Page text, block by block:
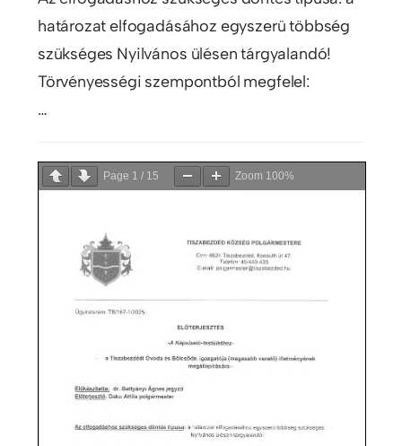
határozat elfogadásához egyszerü többség
szükséges Nyilvános ülésen tárgyalandó!
Törvényességi szempontból megfelel:
…
Page 1 / 15 Zoom 100%